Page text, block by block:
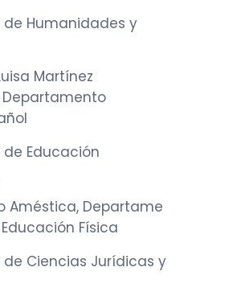
Humanidades y
Martínez
Departamento
Educación
Améstica, Departame
Física
Ciencias Jurídicas y